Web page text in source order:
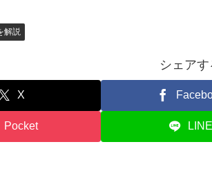
解説
シェアす
X
Pocket LINE